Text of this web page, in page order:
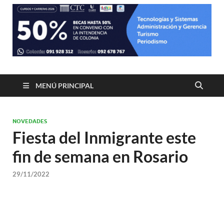
MENÚ PRINCIPAL
NOVEDADES
Fiesta del Inmigrante este
fin de semana en Rosario
29/11/2022